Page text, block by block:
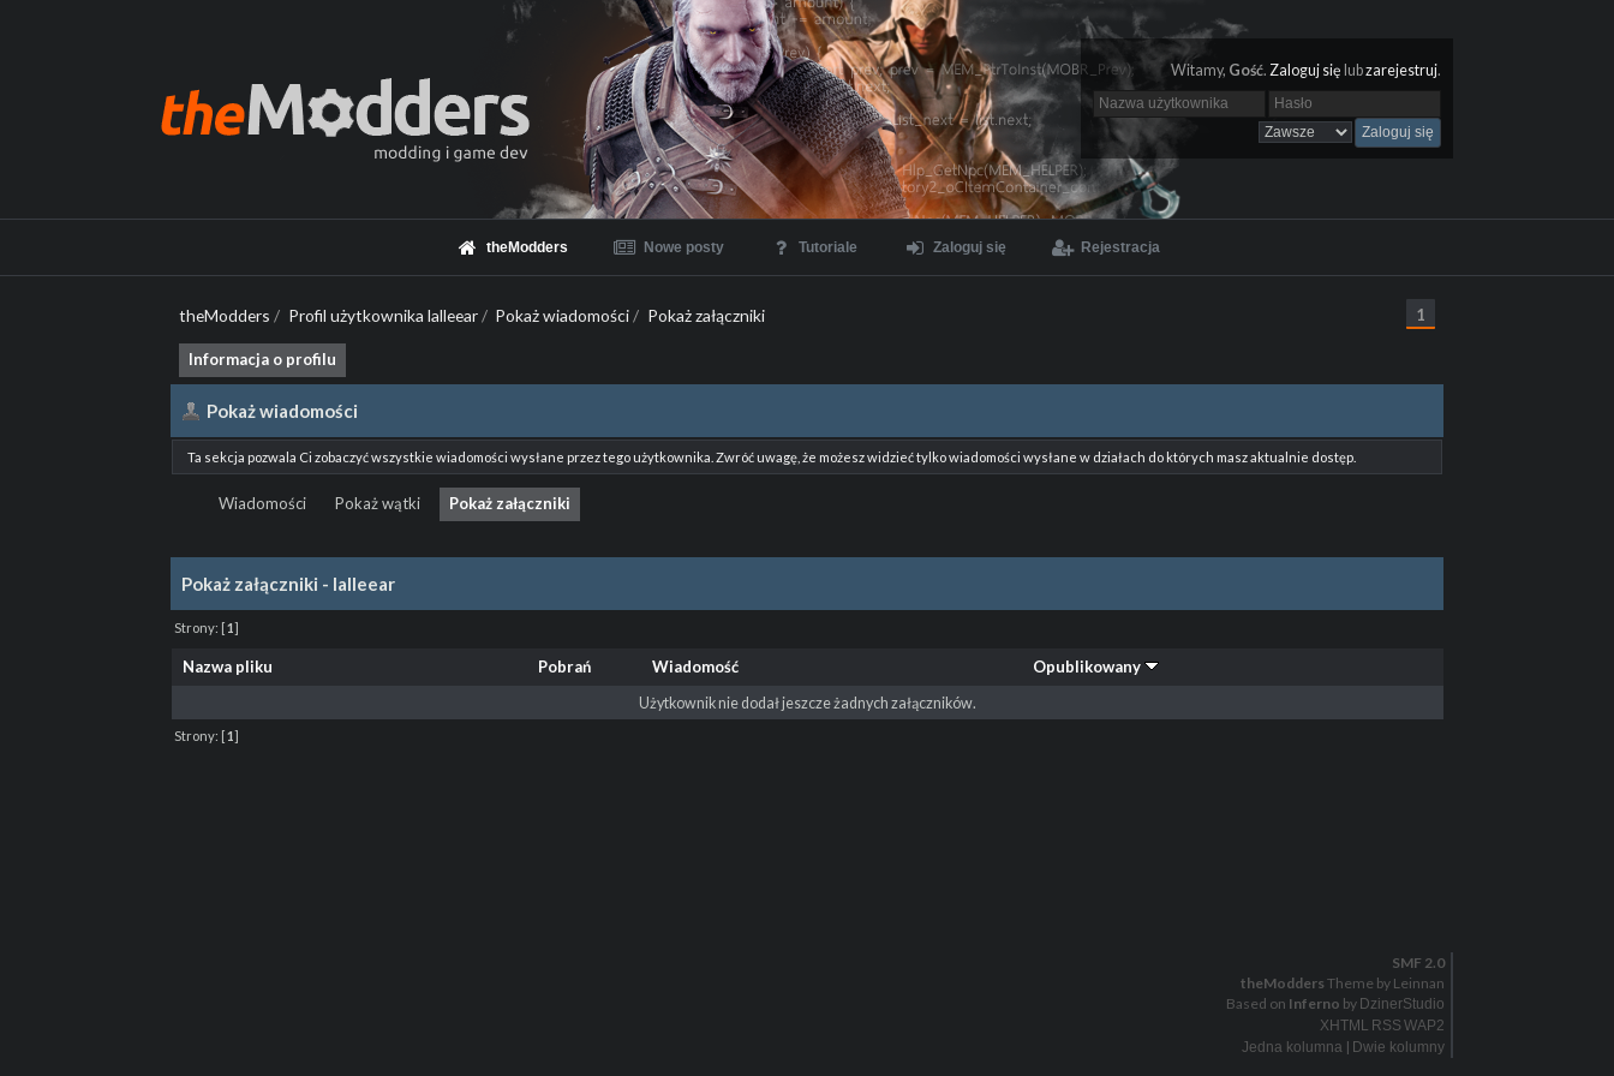
Witamy, Gość. Zaloguj się lubzarejestruj.
theModders Nowe posty Tutoriale Zaloguj się Rejestracja
theModders / Profil użytkownika lalleear/ Pokaż wiadomości/ Pokaż załączniki 1
Informacja o profilu
Pokaż wiadomości
Ta sekcja pozwala Ci zobaczyć wszystkie wiadomości wysłane przez tego użytkownika. Zwróć uwagę, że możesz widzieć tylko wiadomości wysłane w działach do których masz aktualnie dostęp.
Wiadomości Pokaż wątki Pokaż załączniki
Pokaż załączniki - lalleear
Strony: [1]
Nazwa pliku Pobrań Wiadomość Opublikowany
Użytkownik nie dodał jeszcze żadnych załączników.
Strony: [1]
SMF 2.0
theModders Theme by Leinnan
Based on Inferno by DzinerStudio
XHTML RSS WAP2
Jedna kolumna| Dwie kolumny